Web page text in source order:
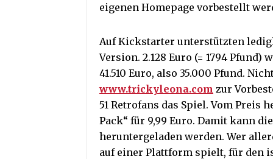
eigenen Homepage vorbestellt
Auf Kickstarter unterstützten
Version. 2.128 Euro (= 1794
41.510 Euro, also 35.000 Pfund.
www.trickyleona.com zur
51 Retrofans das Spiel. Vom Preis
Pack“ für 9,99 Euro. Damit kann
heruntergeladen werden. Wer
auf einer Plattform spielt, für den